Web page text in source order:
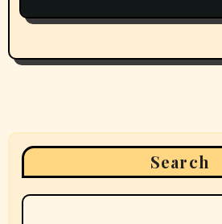
Search